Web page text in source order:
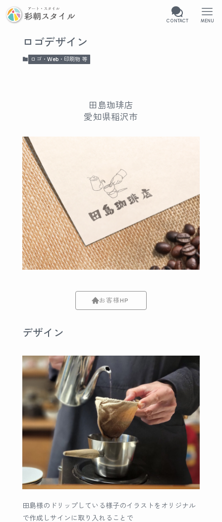
CONTACT MENU
ロゴデザイン
ロゴ・Web・印刷物 等
田島珈琲店
愛知県稲沢市
お客様HP
デザイン
田島様のドリップしている様子のイラストをオリジナル
で作成しサインに取り入れることで